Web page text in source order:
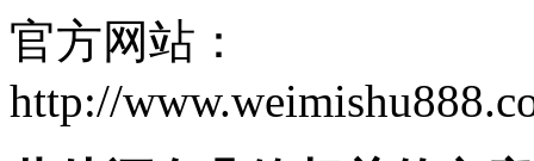
官方网站：
http://